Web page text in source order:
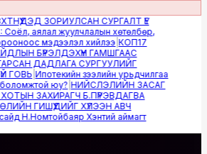
ЗОРИУЛСАН СУРГАЛТ ҮЕ
аялал жуулчлалын хөтөлбөр,
мэдээлэл хийлээ|КОП17
БҮРЭЛДЭХҮҮН ГАМШГААС
ДАДЛАГА СУРГУУЛИЙГ
ГОВЬ|Ипотекийн зээлийн урьдчилгаа
юу?|НИЙСЛЭЛИЙН ЗАСАГ
ЗАХИРАГЧ Б.ПҮРЭВДАГВА
ГИШҮҮДИЙГ ХҮЛЭЭН АВЧ
Н.Номтойбаяр Хэнтий аймагт